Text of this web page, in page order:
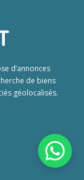
d’annonces
de biens
géolocalisés.